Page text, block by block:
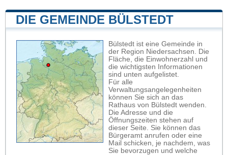
DIE GEMEINDE BÜLSTEDT
Bülstedt ist eine Gemeinde in
der Region Niedersachsen. Die
Fläche, die Einwohnerzahl und
die wichtigsten Informationen
sind unten aufgelistet.
Für alle
Verwaltungsangelegenheiten
können Sie sich an das
Rathaus von Bülstedt wenden.
Die Adresse und die
Öffnungszeiten stehen auf
dieser Seite. Sie können das
Bürgeramt anrufen oder eine
Mail schicken, je nachdem, was
Sie bevorzugen und welche